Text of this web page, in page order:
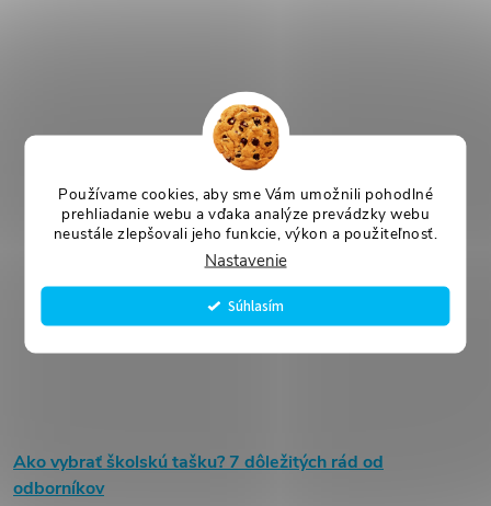
Používame cookies, aby sme Vám umožnili pohodlné
prehliadanie webu a vďaka analýze prevádzky webu
neustále zlepšovali jeho funkcie, výkon a použiteľnosť.
Nastavenie
Súhlasím
Ako vybrať školskú tašku? 7 dôležitých rád od
odborníkov